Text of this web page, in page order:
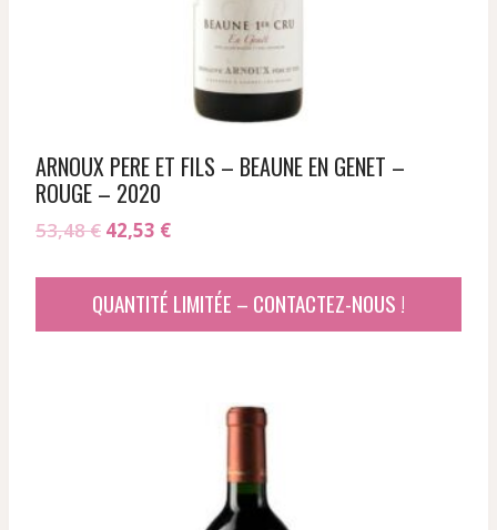
ARNOUX PERE ET FILS – BEAUNE EN GENET –
ROUGE – 2020
53,48€ Le
était :
42,53 €Le
actuel
est :
QUANTITÉ LIMITÉE – CONTACTEZ-NOUS !